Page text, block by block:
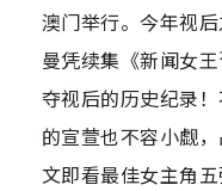
澳门举行。今年视
曼凭续集《新闻女
夺视后的历史纪录
的宣萱也不容小觑
文即看最佳女主角五